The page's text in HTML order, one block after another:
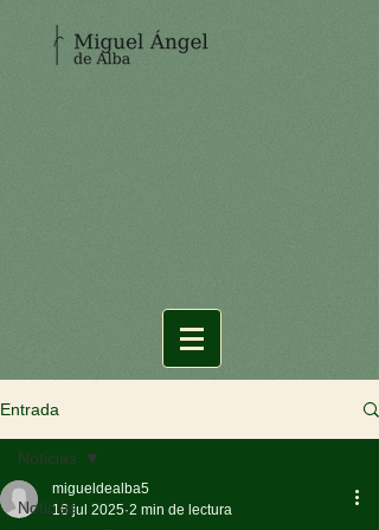
Entrada
Noticias
Noticias
migueldealba5
16 jul 2025 2 min de lectura